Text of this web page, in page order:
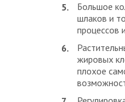
Большое
шлаков и
процессов
жировых
плохое